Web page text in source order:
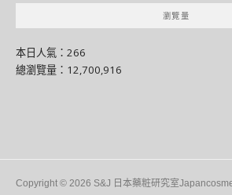
瀏覽量
本日人氣：266
總瀏覽量：12,700,916
Copyright © 2026 S&J 日本藥粧研究室